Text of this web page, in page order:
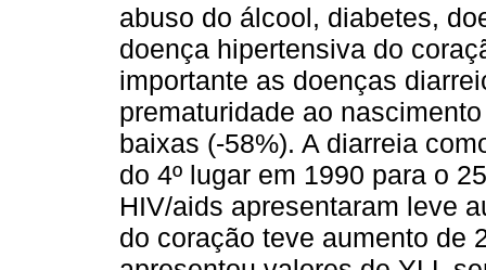
abuso do álcool, diabetes,
doença hipertensiva do
importante as doenças
prematuridade ao
baixas (-58%). A diarreia
do 4º lugar em 1990 para o
HIV/aids apresentaram leve
do coração teve aumento de